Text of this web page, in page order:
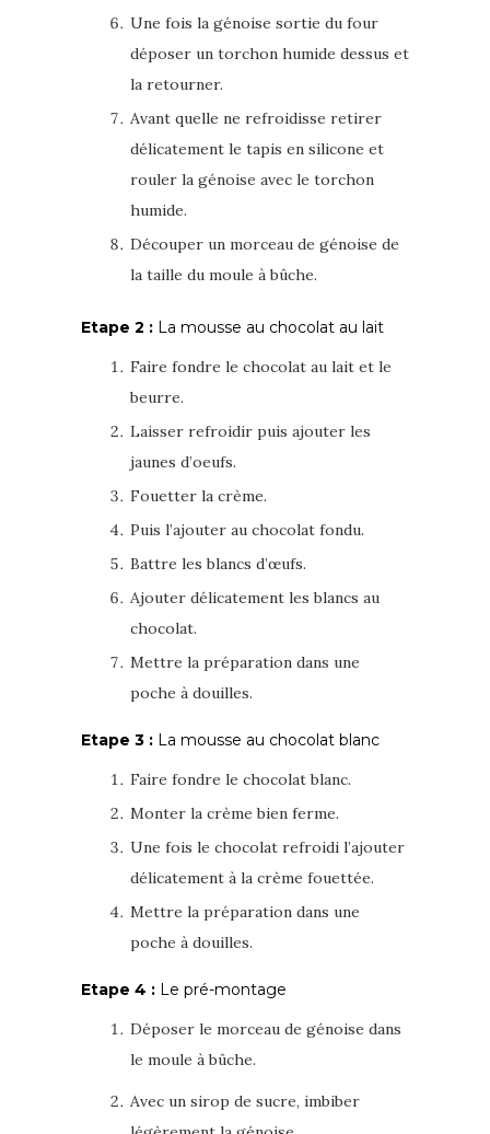
Une fois la génoise sortie du four
déposer un torchon humide dessus et
la retourner.
Avant quelle ne refroidisse retirer
délicatement le tapis en silicone et
rouler la génoise avec le torchon
humide.
Découper un morceau de génoise de
la taille du moule à bûche.
Etape 2 : La mousse au chocolat au lait
Faire fondre le chocolat au lait et le
beurre.
Laisser refroidir puis ajouter les
jaunes d’oeufs.
Fouetter la crème.
Puis l’ajouter au chocolat fondu.
Battre les blancs d’œufs.
Ajouter délicatement les blancs au
chocolat.
Mettre la préparation dans une
poche à douilles.
Etape 3 : La mousse au chocolat blanc
Faire fondre le chocolat blanc.
Monter la crème bien ferme.
Une fois le chocolat refroidi l’ajouter
délicatement à la crème fouettée.
Mettre la préparation dans une
poche à douilles.
Etape 4 : Le pré-montage
Déposer le morceau de génoise dans
le moule à bûche.
Avec un sirop de sucre, imbiber